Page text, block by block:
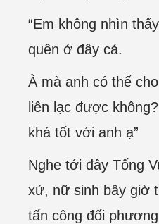
“Em không nhìn
quên ở đây cả.
À mà anh có thể
liên lạc được
khá tốt với anh ạ”
Nghe tới đây Tống
xử, nữ sinh bây giờ
tấn công đối